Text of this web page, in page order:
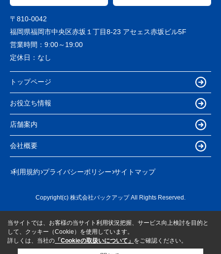
〒810-0042
福岡県福岡市中央区赤坂１丁目8-23 アセェス赤坂ビル5F
営業時間： 9:00～19:00
定休日： なし
トップページ
お役立ち情報
店舗案内
会社概要
利用規約 プライバシーポリシー サイトマップ
Copyright(c) 株式会社バックアップ All Rights Reserved.
当サイトでは、お客様の当サイト利用状況把握、サービス向上検討を目的と
して、クッキー（Cookie）を使用しています。
詳しくは、当社の 「Cookieの取扱いについて」 をご確認ください。